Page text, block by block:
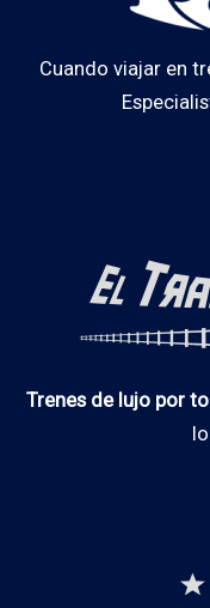
Cuando viajar en
Trenes de lujo por